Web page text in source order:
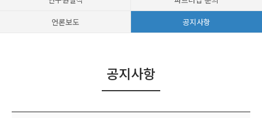
언론보도
공지사항
공지사항